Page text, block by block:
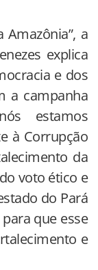
Amazônia”, a
explica
e dos
a campanha
estamos
à Corrupção
da
voto ético e
do Pará
que esse
e